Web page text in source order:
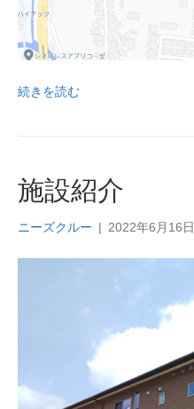
続きを読む
施設紹介
ニーズクルー | 2022年6月16日